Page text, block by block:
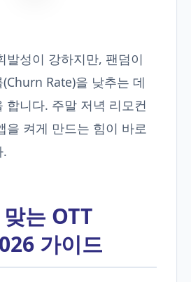
발성이 강하지만, 팬덤이
Rate)을 낮추는 데
합니다. 주말 저녁 리모컨
을 켜게 만드는 힘이 바로
.
는 OTT
가이드